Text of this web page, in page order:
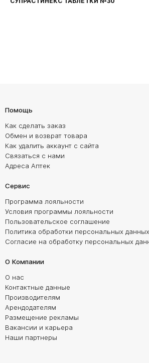
Помощь
Как сделать заказ
Обмен и возврат товара
Как удалить аккаунт с сайта
Связаться с нами
Адреса Аптек
Сервис
Программа лояльности
Условия программы лояльности
Пользовательское соглашение
Политика обработки персональных данных
Согласие на обработку персональных
О Компании
О нас
Контактные данные
Производителям
Арендодателям
Размещение рекламы
Вакансии и карьера
Наши партнеры